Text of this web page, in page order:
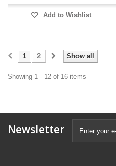
Add to Wishlist
Show all
1 2
Showing 1 - 12 of 16 items
Newsletter